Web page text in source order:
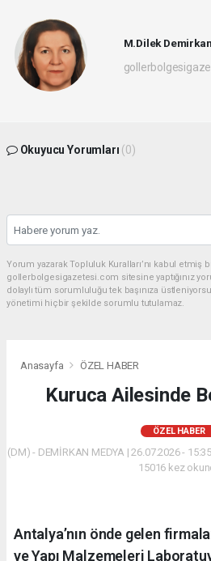
M.Dilek Demirkan
Okuyucu Yorumları (0)
Yorum yazarak Topluluk Kuralları’nı kabul etmiş
gollerbolgesigazetesi.com sitesine yaptığınız
dolaylı tüm sorumluluğu tek başınıza
yönetimi hiçbir şekilde sorumlu tutulamaz.
Anasayfa ÖZEL HABER
Kuruca Ailesinde
ÖZEL HABER
(DM) - DEMİRKAN MEDYA | 26.07.2026 -
15016 kez
Antalya’nın önde gelen
ve Yapı Malzemeleri